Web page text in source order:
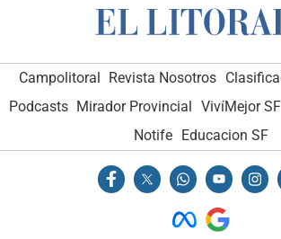
Campolitoral Revista Nosotros
Podcasts Mirador Provincial VivíMejor SF
Notife Educacion SF